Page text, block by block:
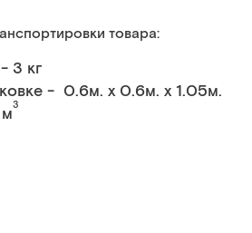
товара:
3 кг
- 0.6м. x 0.6м. x 1.05м.
3